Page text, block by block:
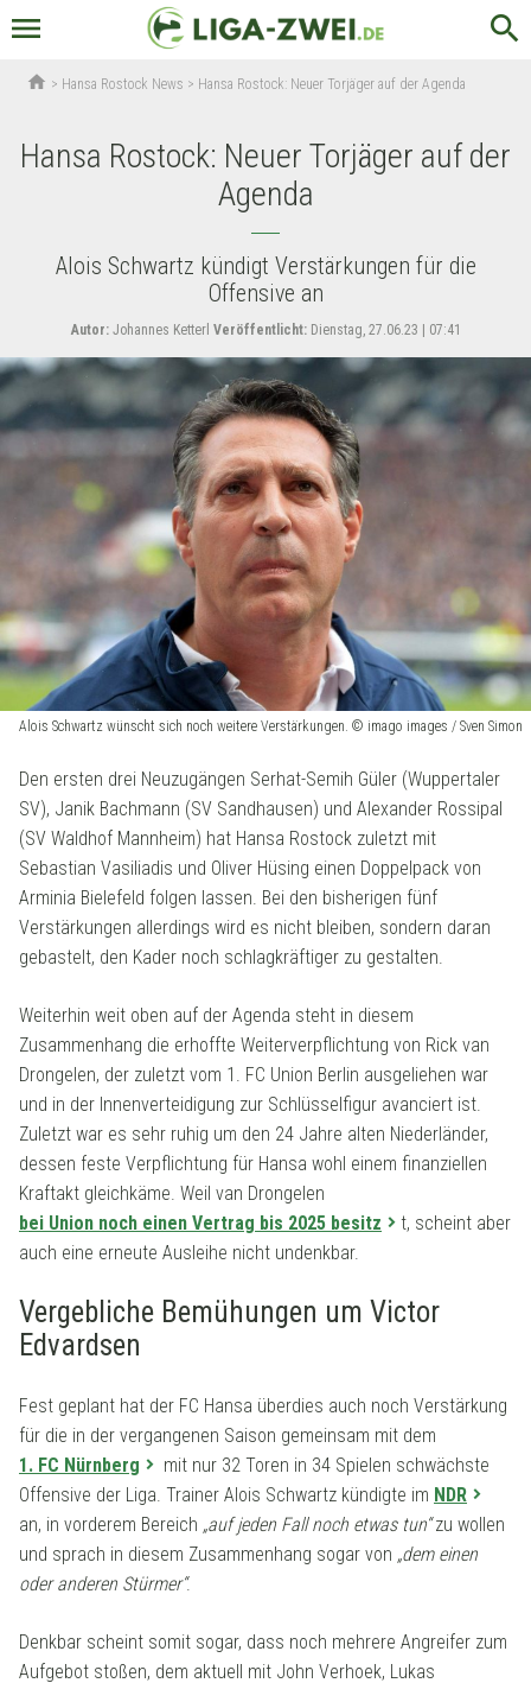
menu search
home > Hansa Rostock News > Hansa Rostock: Neuer Torjäger auf der Agenda
Hansa Rostock: Neuer Torjäger auf der
Agenda
Alois Schwartz kündigt Verstärkungen für die
Offensive an
Autor:Johannes Ketterl Veröffentlicht:Dienstag, 27.06.23 | 07:41
Alois Schwartz wünscht sich noch weitere Verstärkungen. © imago images / Sven Simon
Den ersten drei Neuzugängen Serhat-Semih Güler (Wuppertaler
SV), Janik Bachmann (SV Sandhausen) und Alexander Rossipal
(SV Waldhof Mannheim) hat Hansa Rostock zuletzt mit
Sebastian Vasiliadis und Oliver Hüsing einen Doppelpack von
Arminia Bielefeld folgen lassen. Bei den bisherigen fünf
Verstärkungen allerdings wird es nicht bleiben, sondern daran
gebastelt, den Kader noch schlagkräftiger zu gestalten.
Weiterhin weit oben auf der Agenda steht in diesem
Zusammenhang die erhoffte Weiterverpflichtung von Rick van
Drongelen, der zuletzt vom 1. FC Union Berlin ausgeliehen war
und in der Innenverteidigung zur Schlüsselfigur avanciert ist.
Zuletzt war es sehr ruhig um den 24 Jahre alten Niederländer,
dessen feste Verpflichtung für Hansa wohl einem finanziellen
Kraftakt gleichkäme. Weil van Drongelen
bei Union noch einen Vertrag bis 2025 besitz
t, scheint aber
auch eine erneute Ausleihe nicht undenkbar.
Vergebliche Bemühungen um Victor
Edvardsen
Fest geplant hat der FC Hansa überdies auch noch Verstärkung
für die in der vergangenen Saison gemeinsam mit dem
1. FC Nürnberg
mit nur 32 Toren in 34 Spielen schwächste
Offensive der Liga. Trainer Alois Schwartz kündigte im NDR
an, in vorderem Bereich „auf jeden Fall noch etwas tun“zu wollen
und sprach in diesem Zusammenhang sogar von „dem einen
oder anderen Stürmer“.
Denkbar scheint somit sogar, dass noch mehrere Angreifer zum
Aufgebot stoßen, dem aktuell mit John Verhoek, Lukas